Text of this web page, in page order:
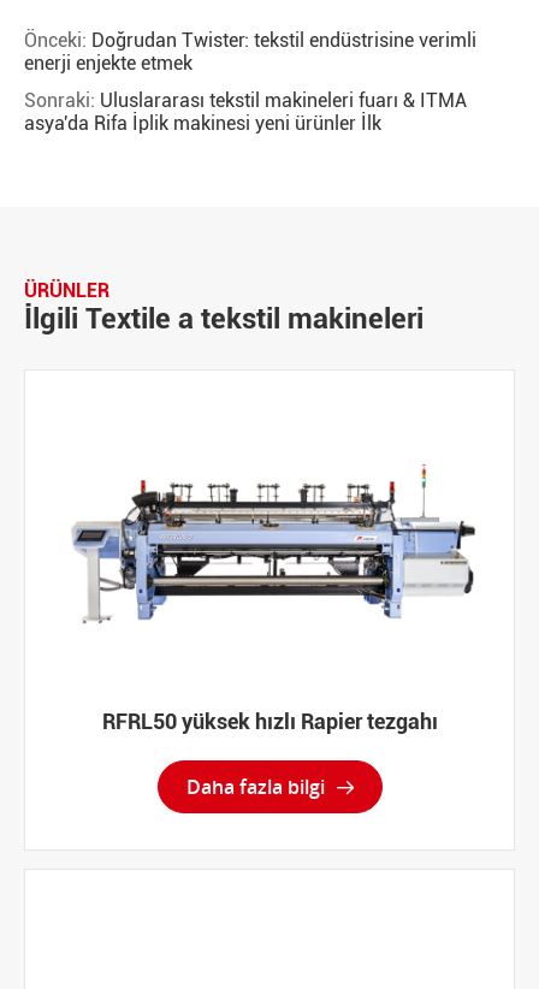
Önceki: Doğrudan Twister: tekstil endüstrisine verimli
enerji enjekte etmek
Sonraki: Uluslararası tekstil makineleri fuarı & ITMA
asya'da Rifa İplik makinesi yeni ürünler İlk
ÜRÜNLER
İlgili Textile a tekstil makineleri
RFRL50 yüksek hızlı Rapier tezgahı
Daha fazla bilgi 